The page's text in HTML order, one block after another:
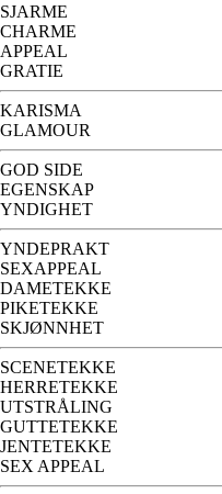
SJARME
CHARME
APPEAL
GRATIE
KARISMA
GLAMOUR
GOD SIDE
EGENSKAP
YNDIGHET
YNDEPRAKT
SEXAPPEAL
DAMETEKKE
PIKETEKKE
SKJØNNHET
SCENETEKKE
HERRETEKKE
UTSTRÅLING
GUTTETEKKE
JENTETEKKE
SEX APPEAL